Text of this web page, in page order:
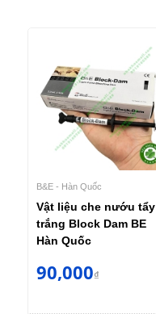
B&E - Hàn Quốc
Vật liệu che nướu tẩy
trắng Block Dam BE
Hàn Quốc
90,000₫